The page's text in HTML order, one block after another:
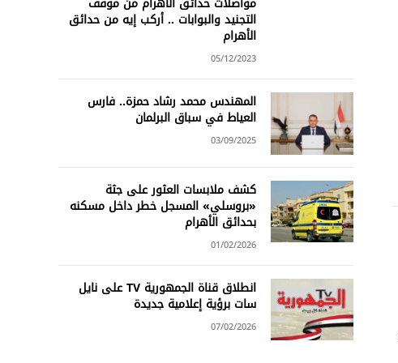
التجنيد والبوابات .. أركب إيه من حدائق
الأهرام
05/12/2023
المهندس محمد رشاد حمزة.. فارس
العياط في سباق البرلمان
03/09/2025
كشف ملابسات العثور على جثة
«بروسلي» المسجل خطر داخل مسكنه
بحدائق الأهرام
01/02/2026
انطلاق قناة الجمهورية TV على نايل
سات برؤية إعلامية جديدة
07/02/2026